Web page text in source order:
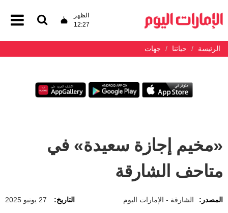
الظهر
12:27
الرئيسة حياتنا جهات
«مخيم إجازة سعيدة» في
متاحف الشارقة
المصدر: الشارقة - الإمارات اليوم التاريخ: 27 يونيو 2025